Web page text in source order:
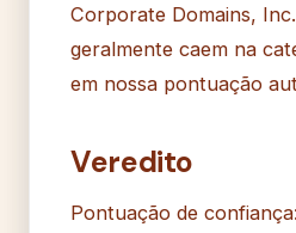
Corporate Domains,
geralmente caem na
em nossa pontuação
Veredito
Pontuação de confiança: